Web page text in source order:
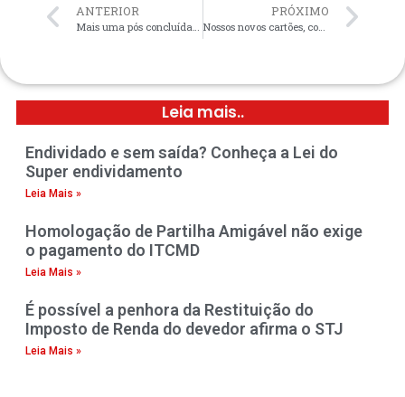
ANTERIOR
Mais uma pós concluída por um membro de nossa equipe
PRÓXIMO
Nossos novos cartões, com nossos novos endereços
Leia mais..
Endividado e sem saída? Conheça a Lei do
Super endividamento
Leia Mais »
Homologação de Partilha Amigável não exige
o pagamento do ITCMD
Leia Mais »
É possível a penhora da Restituição do
Imposto de Renda do devedor afirma o STJ
Leia Mais »